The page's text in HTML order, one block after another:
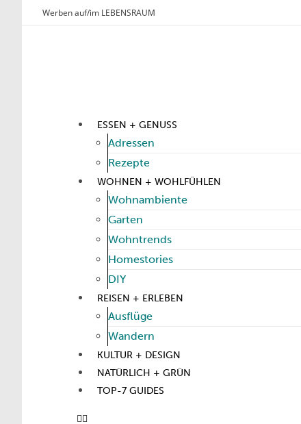
Werben auf/im LEBENSRAUM
ESSEN + GENUSS
Adressen
Rezepte
WOHNEN + WOHLFÜHLEN
Wohnambiente
Garten
Wohntrends
Homestories
DIY
REISEN + ERLEBEN
Ausflüge
Wandern
KULTUR + DESIGN
NATÜRLICH + GRÜN
TOP-7 GUIDES